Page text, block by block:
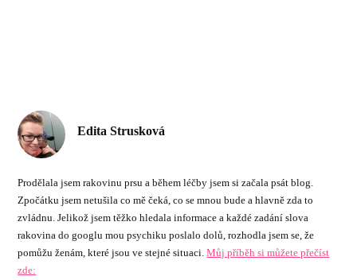
Edita Strusková
Prodělala jsem rakovinu prsu a během léčby jsem si začala psát blog.
Zpočátku jsem netušila co mě čeká, co se mnou bude a hlavně zda to
zvládnu. Jelikož jsem těžko hledala informace a každé zadání slova
rakovina do googlu mou psychiku poslalo dolů, rozhodla jsem se, že
pomůžu ženám, které jsou ve stejné situaci.Můj příběh si můžete přečíst
zde: